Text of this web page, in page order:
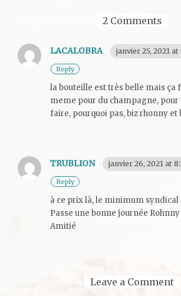
2 Comments
LACALOBRA janvier 25, 2021 at
Reply
la bouteille est très belle mais ça
meme pour du champagne, pour
faire, pourquoi pas, biz rhonny
TRUBLION janvier 26, 2021 at
Reply
à ce prix là, le minimum syndical
Passe une bonne journée Rohnny
Amitié
Leave a Comment